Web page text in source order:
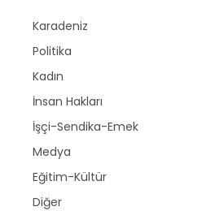
Karadeniz
Politika
Kadın
İnsan Hakları
İşçi-Sendika-Emek
Medya
Eğitim-Kültür
Diğer